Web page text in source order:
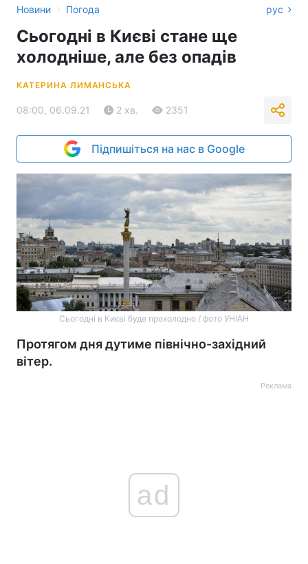
Новини › Погода рус
Сьогодні в Києві стане ще
холодніше, але без опадів
КАТЕРИНА ЛИМАНСЬКА
08:00, 06.09.21 2 хв. 2351
Підпишіться на нас в Google
Сьогодні в Києві буде прохолодно / фото УНІАН
Протягом дня дутиме північно-західний
вітер.
Реклама
ad